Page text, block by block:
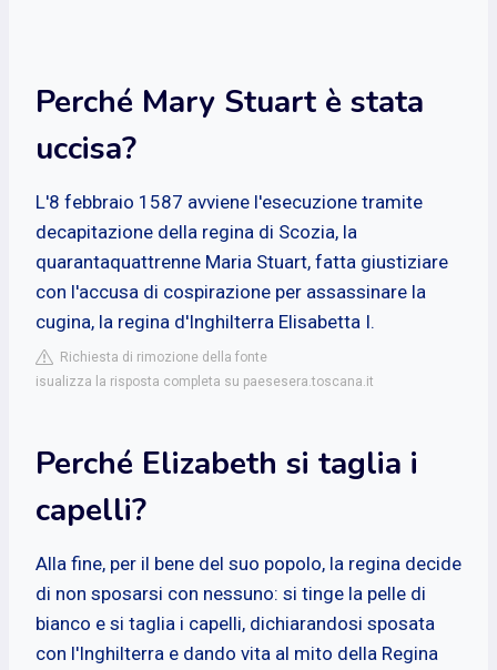
Perché Mary Stuart è stata
uccisa?
L'8 febbraio 1587 avviene l'esecuzione tramite
decapitazione della regina di Scozia, la
quarantaquattrenne Maria Stuart, fatta giustiziare
con l'accusa di cospirazione per assassinare la
cugina, la regina d'Inghilterra Elisabetta I.
Richiesta di rimozione della fonte
isualizza la risposta completa su paesesera.toscana.it
Perché Elizabeth si taglia i
capelli?
Alla fine, per il bene del suo popolo, la regina decide
di non sposarsi con nessuno: si tinge la pelle di
bianco e si taglia i capelli, dichiarandosi sposata
con l'Inghilterra e dando vita al mito della Regina